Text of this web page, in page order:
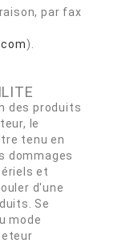
par fax
).
des produits
le
tenu en
dommages
et
d'une
Se
mode